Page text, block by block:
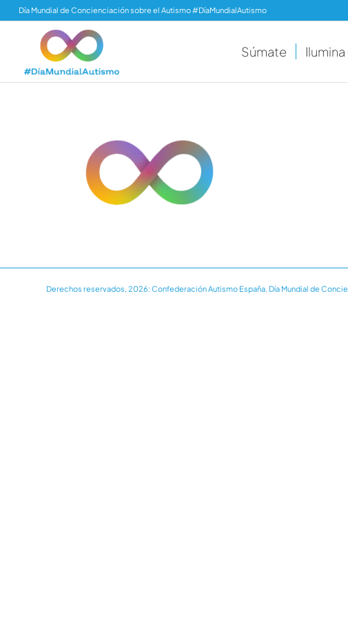
Día Mundial de Concienciación sobre el Autismo #DíaMundialAutismo
Súmate
Derechos reservados, 2026: Confederación Autismo España. Día Mundial de